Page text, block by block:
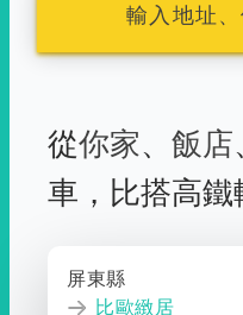
輸入地址
從你家、 飯店
車， 比搭高
屏東縣
比歐緻居